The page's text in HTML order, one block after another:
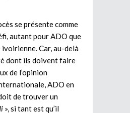
se présente comme
autant pour ADO que
Car, au-delà
dont ils doivent faire
de l’opinion
ADO en
de trouver un
», si tant est qu’il